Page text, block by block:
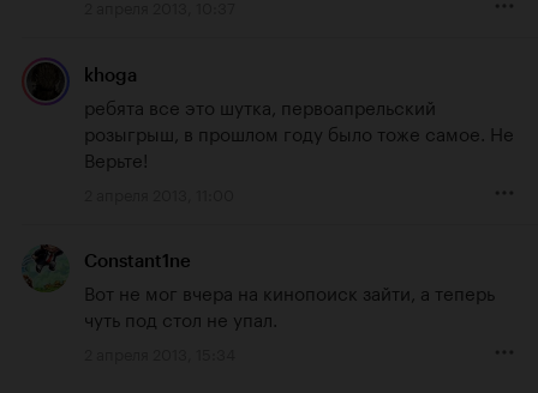
khoga
ребята все это шутка, первоапрельский
розыгрыш, в прошлом году было тоже самое. Не
Верьте!
Constant1ne
Вот не мог вчера на кинопоиск зайти, а теперь
чуть под стол не упал.